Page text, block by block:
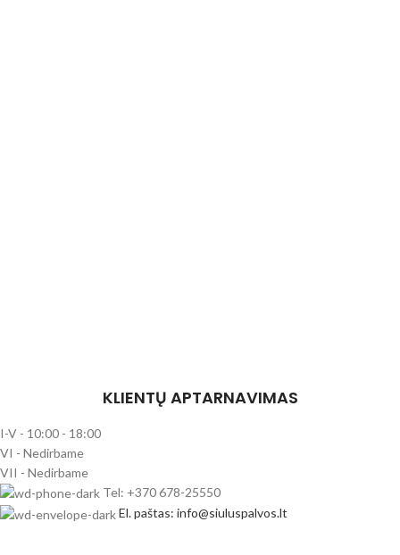
KLIENTŲ APTARNAVIMAS
I-V - 10:00 - 18:00
VI - Nedirbame
VII - Nedirbame
Tel: +370 678-25550
El. paštas: info@siuluspalvos.lt